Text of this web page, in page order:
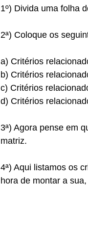
1º) Divida uma folha
2ª) Coloque os
a) Critérios
b) Critérios
c) Critérios
d) Critérios
3ª) Agora pense em
matriz.
4ª) Aqui listamos os
hora de montar a